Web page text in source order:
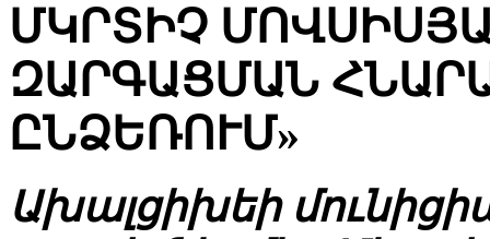
ՄԿՐՏԻՉ
ԶԱՐԳԱՑՄԱՆ
ԸՆՁԵՌՈՒՄ»
Ախալցիխեի